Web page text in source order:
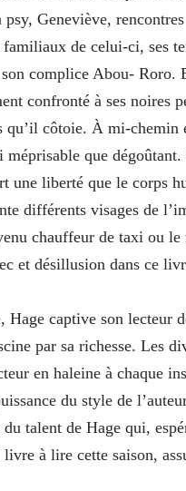
Geneviève,
de celui-ci, ses
complice Abou- Roro.
confronté à ses noires
qu’il côtoie. À mi-
méprisable que
liberté que le corps
différents visages de
chauffeur de taxi ou
et désillusion dans ce
captive son lecteur
par sa richesse. Les
en haleine à chaque
du style de
talent de Hage qui,
à lire cette saison,